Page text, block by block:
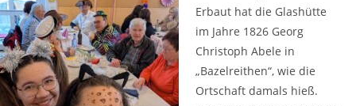
Erbaut hat die Glashütte
im Jahre 1826 Georg
Christoph Abele in
„Bazelreithen“, wie die
Ortschaft damals hieß.